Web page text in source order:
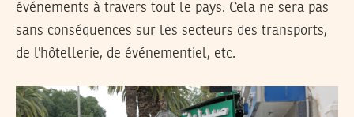
événements à travers tout le pays. Cela ne sera pas
sans conséquences sur les secteurs des transports,
de l’hôtellerie, de événementiel, etc.